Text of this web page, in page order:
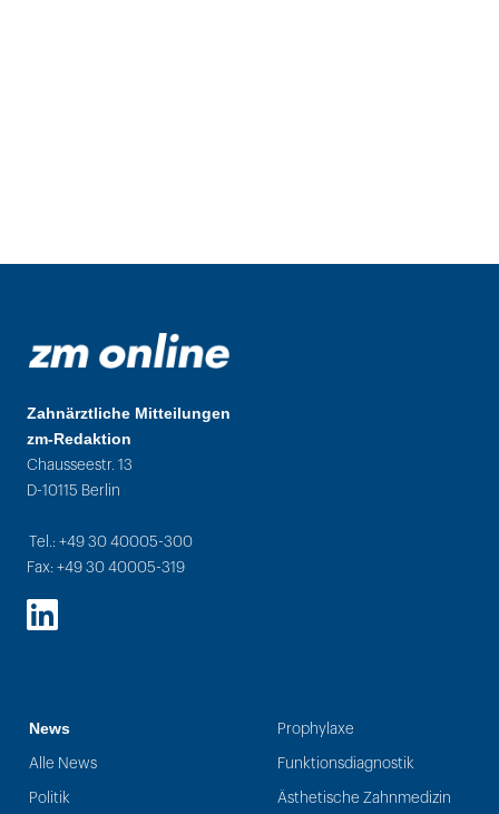
Zahnärztliche Mitteilungen
zm-Redaktion
Chausseestr. 13
D-10115 Berlin
Tel.: +49 30 40005-300
Fax: +49 30 40005-319
LinkedIn
News
Alle News
Politik
Prophylaxe
Funktionsdiagnostik
Ästhetische Zahnmedizin